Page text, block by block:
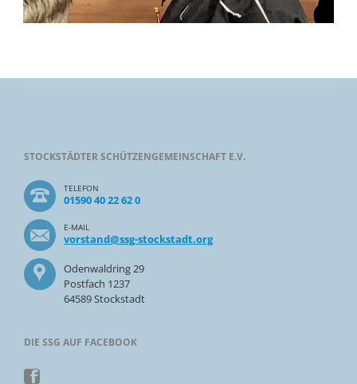
STOCKSTÄDTER SCHÜTZENGEMEINSCHAFT E.V.
TELEFON
01590 40 22 62 0
E-MAIL
vorstand@ssg-stockstadt.org
Odenwaldring 29
Postfach 1237
64589 Stockstadt
DIE SSG AUF FACEBOOK